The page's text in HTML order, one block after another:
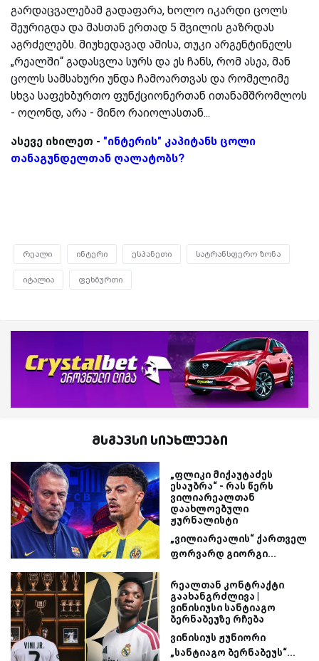
გარდაცვალებამ გადაფარა, ხოლო იკარდი ცოლს
შეურიგდა და მასთან ერთად 5 შვილის გაზრდას
აგრძელებს. მიუხედავად ამისა, თუკი არგენტინელს
„რეალში“ გადასვლა სურს და ეს ჩანს, რომ ასეა, მან
ცოლს სამსახური უნდა ჩამოართვას და რომელიმე
სხვა საფეხბურთო ფუნქციონერთან ითანამშრომლოს
- ოღონდ, არა - მინო რაიოლასთან...
ასევე იხილეთ - "ინტერის" კაპიტანს ცოლი
თანაგუნდელთან ღალატობს?
რეალი ინტერი ესპანეთი სატრანსფერო ზონა
იტალია ფეხბურთი
მსგავსი სიახლეები
„ფლიკი მიქაუტაძეს
ესაუბრა“ - რას წერს
ვილიარეალთან
დაახლოებული
ჟურნალისტი
„ვილიარეალის“ ქართველ
ფორვარდ გიორგი...
რეალთან კონტრაქტი
გაახანგრძლივა |
ვინისიუსი სანტიაგო
ბერნაბეუზე რჩება
ვინისიუს ჟუნიორი
„სანტიაგო ბერნაბეუს“...